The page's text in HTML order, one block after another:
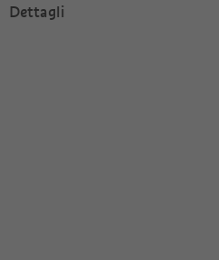
Dettagli